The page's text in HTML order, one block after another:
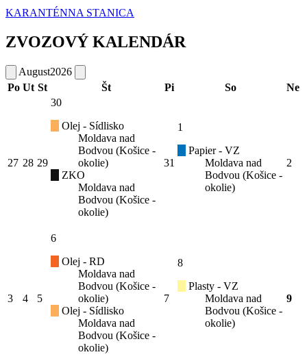
KARANTÉNNA STANICA
ZVOZOVÝ KALENDÁR
August2026
Po Ut St Št Pi So Ne
27 28 29
30
Olej - Sídlisko
Moldava nad
Bodvou (Košice -
okolie)
ZKO
Moldava nad
Bodvou (Košice -
okolie)
31
1
Papier - VZ
Moldava nad
Bodvou (Košice -
okolie)
2
3 4 5
6
Olej - RD
Moldava nad
Bodvou (Košice -
okolie)
Olej - Sídlisko
Moldava nad
Bodvou (Košice -
okolie)
7
8
Plasty - VZ
Moldava nad
Bodvou (Košice -
okolie)
9